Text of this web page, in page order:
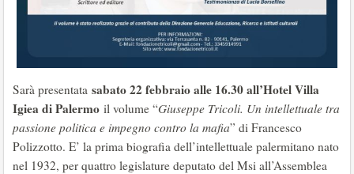
Sarà presentata sabato 22 febbraio alle 16.30 all’Hotel Villa
Igiea di Palermo il volume “Giuseppe Tricoli. Un intellettuale tra
passione politica e impegno contro la mafia” di Francesco
Polizzotto. E’ la prima biografia dell’intellettuale palermitano nato
nel 1932, per quattro legislature deputato del Msi all’Assemblea